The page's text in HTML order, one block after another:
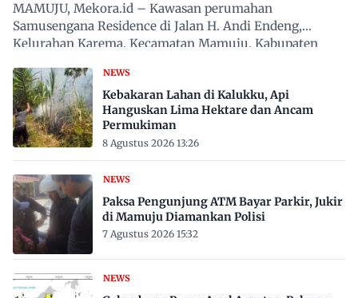
MAMUJU, Mekora.id – Kawasan perumahan
Samusengana Residence di Jalan H. Andi Endeng,
Kelurahan Karema, Kecamatan Mamuju, Kabupaten
NEWS
Kebakaran Lahan di Kalukku, Api
Hanguskan Lima Hektare dan Ancam
Permukiman
8 Agustus 2026 13:26
NEWS
Paksa Pengunjung ATM Bayar Parkir, Jukir
di Mamuju Diamankan Polisi
7 Agustus 2026 15:32
NEWS